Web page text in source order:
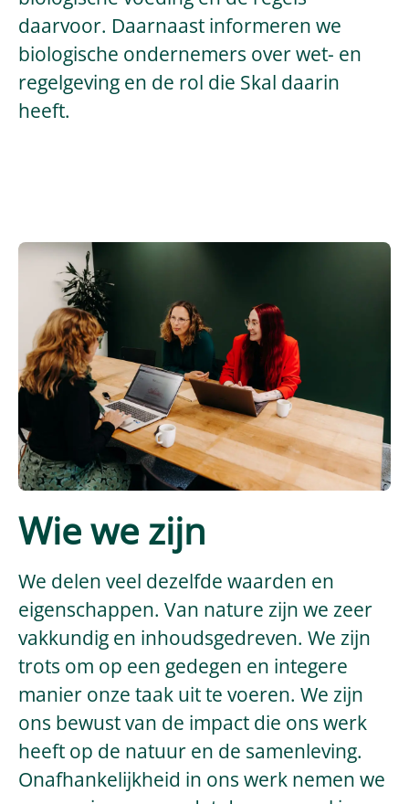
daarvoor. Daarnaast informeren we
biologische ondernemers over wet- en
regelgeving en de rol die Skal daarin
heeft.
Wie we zijn
We delen veel dezelfde waarden en
eigenschappen. Van nature zijn we zeer
vakkundig en inhoudsgedreven. We zijn
trots om op een gedegen en integere
manier onze taak uit te voeren. We zijn
ons bewust van de impact die ons werk
heeft op de natuur en de samenleving.
Onafhankelijkheid in ons werk nemen we